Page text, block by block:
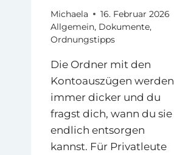
Michaela
16. Februar 2026
Allgemein, Dokumente,
Ordnungstipps
Die Ordner mit den
Kontoauszügen werden
immer dicker und du
fragst dich, wann du sie
endlich entsorgen
kannst. Für Privatleute